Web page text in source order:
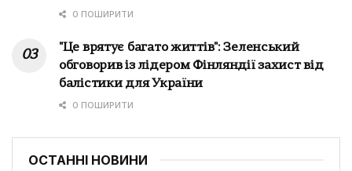
0 ПОШИРИТИ
"Це врятує багато життів": Зеленський
обговорив із лідером Фінляндії захист від
балістики для України
0 ПОШИРИТИ
ОСТАННІ НОВИНИ